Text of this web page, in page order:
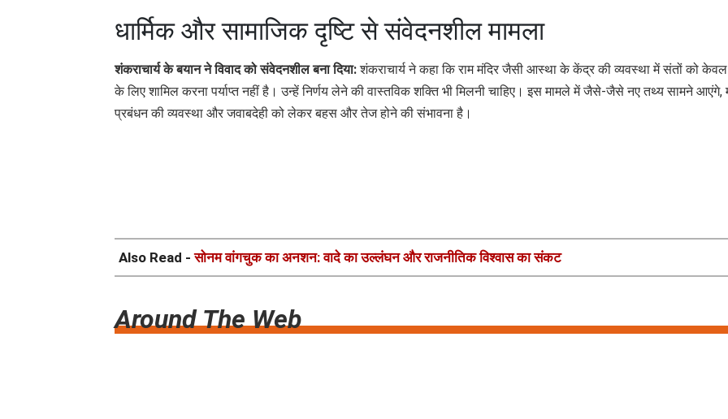
धार्मिक और सामाजिक दृष्टि से संवेदनशील मामला
शंकराचार्य के बयान ने विवाद को संवेदनशील बना दिया:शंकराचार्य ने कहा कि राम मंदिर जैसी आस्था के केंद्र की व्यवस्था में संतों को केवल
के लिए शामिल करना पर्याप्त नहीं है। उन्हें निर्णय लेने की वास्तविक शक्ति भी मिलनी चाहिए। इस मामले में जैसे-जैसे नए तथ्य सामने आएंगे,
प्रबंधन की व्यवस्था और जवाबदेही को लेकर बहस और तेज होने की संभावना है।
Also Read -सोनम वांगचुक का अनशन: वादे का उल्लंघन और राजनीतिक विश्वास का संकट
Around The Web